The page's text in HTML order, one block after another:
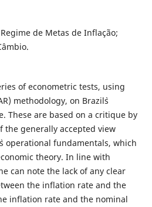
de Metas de Inflação;
of econometric tests, using
methodology, on Brazil`s
These are based on a critique by
the generally accepted view
operational fundamentals, which
theory. In line with
can note the lack of any clear
the inflation rate and the
inflation rate and the nominal